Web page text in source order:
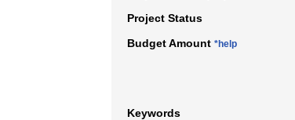
Project Status
Budget Amount *help
Keywords